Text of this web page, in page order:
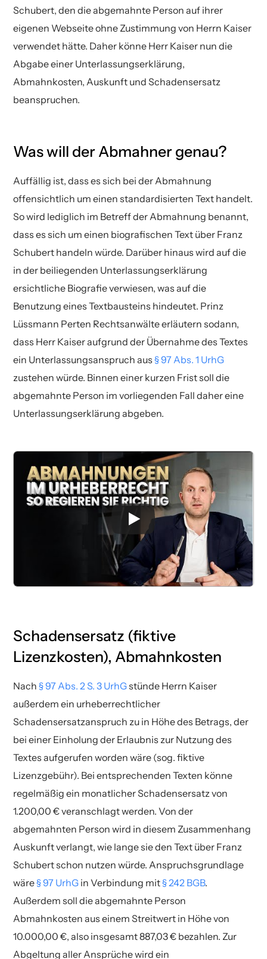
Schubert, den die abgemahnte Person auf ihrer
eigenen Webseite ohne Zustimmung von Herrn Kaiser
verwendet hätte. Daher könne Herr Kaiser nun die
Abgabe einer Unterlassungserklärung,
Abmahnkosten, Auskunft und Schadensersatz
beanspruchen.
Was will der Abmahner genau?
Auffällig ist, dass es sich bei der Abmahnung
offensichtlich um einen standardisierten Text handelt.
So wird lediglich im Betreff der Abmahnung benannt,
dass es sich um einen biografischen Text über Franz
Schubert handeln würde. Darüber hinaus wird auf die
in der beiliegenden Unterlassungserklärung
ersichtliche Biografie verwiesen, was auf die
Benutzung eines Textbausteins hindeutet. Prinz
Lüssmann Perten Rechtsanwälte erläutern sodann,
dass Herr Kaiser aufgrund der Übernahme des Textes
ein Unterlassungsanspruch aus§ 97 Abs. 1 UrhG
zustehen würde. Binnen einer kurzen Frist soll die
abgemahnte Person im vorliegenden Fall daher eine
Unterlassungserklärung abgeben.
Schadensersatz (fiktive
Lizenzkosten), Abmahnkosten
Nach§ 97 Abs. 2 S. 3 UrhGstünde Herrn Kaiser
außerdem ein urheberrechtlicher
Schadensersatzanspruch zu in Höhe des Betrags, der
bei einer Einholung der Erlaubnis zur Nutzung des
Textes aufgerufen worden wäre (sog. fiktive
Lizenzgebühr). Bei entsprechenden Texten könne
regelmäßig ein monatlicher Schadensersatz von
1.200,00 € veranschlagt werden. Von der
abgemahnten Person wird in diesem Zusammenhang
Auskunft verlangt, wie lange sie den Text über Franz
Schubert schon nutzen würde. Anspruchsgrundlage
wäre§ 97 UrhG in Verbindung mit§ 242 BGB.
Außerdem soll die abgemahnte Person
Abmahnkosten aus einem Streitwert in Höhe von
10.000,00 €, also insgesamt 887,03 € bezahlen. Zur
Abgeltung aller Ansprüche wird ein